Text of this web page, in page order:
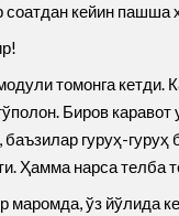
кейин пашша
томонга кетди.
Биров
гуруҳ-
Ҳамма нарса телба
маромда, ўз йўлида